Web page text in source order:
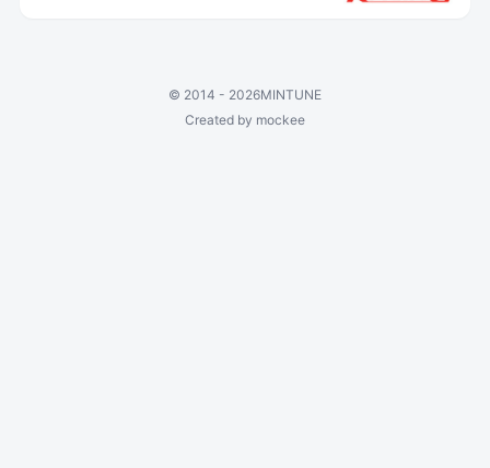
© 2014 - 2026MINTUNE
Created by mockee